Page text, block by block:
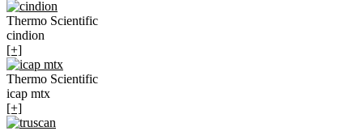
Thermo Scientific
cindion
[+]
Thermo Scientific
icap mtx
[+]